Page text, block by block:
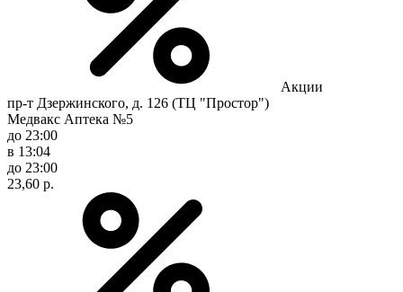
Акции
пр-т Дзержинского, д. 126 (ТЦ "Простор")
Медвакс Аптека №5
до 23:00
в 13:04
до 23:00
23,60 р.